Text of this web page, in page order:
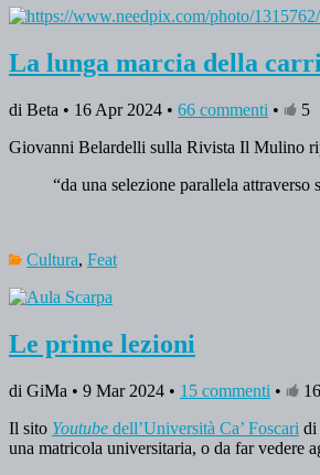
La lunga marcia della
di Beta • 16 Apr 2024 • 66 commenti •
5
Giovanni Belardelli sulla Rivista Il Mulino
“da una selezione parallela
Cultura, Feat
Le prime lezioni
di GiMa • 9 Mar 2024 • 15 commenti •
16
Il sito Youtube dell’Università Ca’ Foscari di
una matricola universitaria, o da far vedere